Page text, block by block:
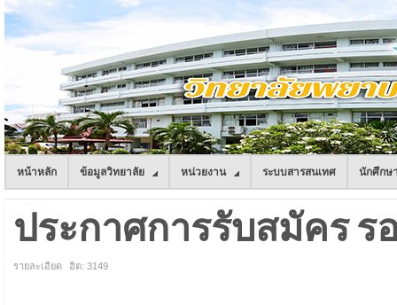
หน้าหลัก ข้อมูลวิทยาลัย หน่วยงาน ระบบสารสนเทศ นักศึกษ
ประกาศการรับสมัคร รอ
รายละเอียด ฮิต: 3149